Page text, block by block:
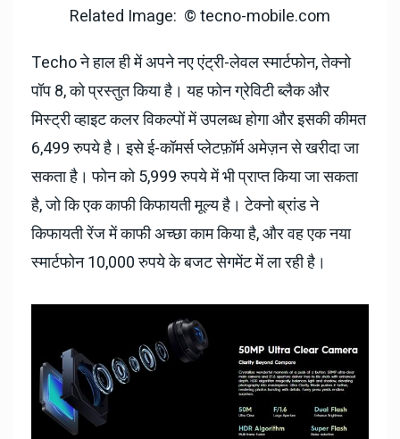
Related Image: © tecno-mobile.com
Techo ने हाल ही में अपने नए एंट्री-लेवल स्मार्टफोन, तेक्नो
पॉप 8, को प्रस्तुत किया है। यह फोन ग्रेविटी ब्लैक और
मिस्ट्री व्हाइट कलर विकल्पों में उपलब्ध होगा और इसकी कीमत
6,499 रुपये है। इसे ई-कॉमर्स प्लेटफ़ॉर्म अमेज़न से खरीदा जा
सकता है। फोन को 5,999 रुपये में भी प्राप्त किया जा सकता
है, जो कि एक काफी किफायती मूल्य है। टेक्नो ब्रांड ने
किफायती रेंज में काफी अच्छा काम किया है, और वह एक नया
स्मार्टफोन 10,000 रुपये के बजट सेगमेंट में ला रही है।